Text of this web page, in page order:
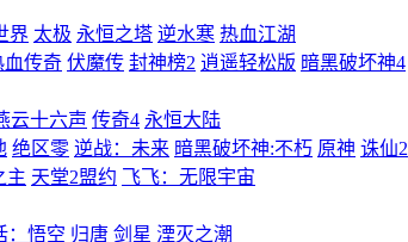
界 太极 永恒之塔 逆水寒 热血江湖
血传奇 伏魔传 封神榜2 逍遥轻松版 暗黑破坏神4
云十六声 传奇4 永恒大陆
绝区零 逆战：未来 暗黑破坏神:不朽 原神 诛仙2
主 天堂2盟约 飞飞：无限宇宙
：悟空 归唐 剑星 湮灭之潮